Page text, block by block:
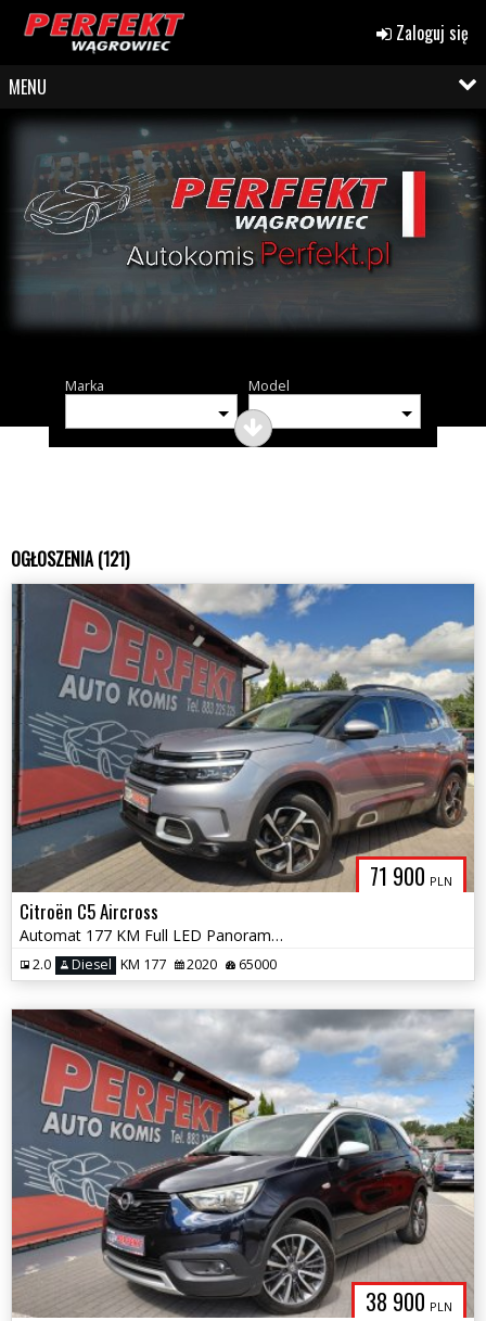
Zaloguj się
MENU
Marka Model
OGŁOSZENIA (121)
71 900 PLN
Citroën C5 Aircross
Automat 177 KM Full LED Panorama Kamera 360 Elektryka 2xPDC Alu
2.0 Diesel KM 177 2020 65000
38 900 PLN